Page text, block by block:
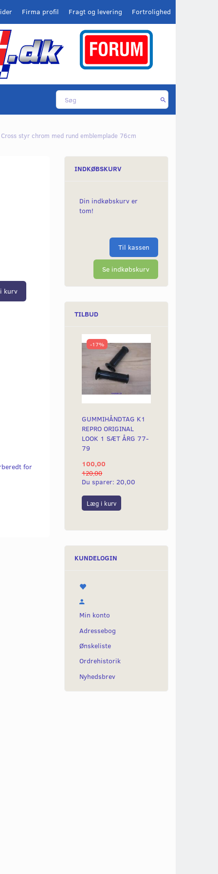
Fortrolighed
Fragt og levering
Firma profil
Cross styr chrom med rund emblemplade 76cm
kurv
for
INDKØBSKURV
Din indkøbskurv er
tom!
Til kassen
Se indkøbskurv
TILBUD
-17%
GUMMIHÅNDTAG K1
REPRO ORIGINAL
LOOK 1 SÆT ÅRG 77-
79
100,00
120,00
Du sparer: 20,00
Læg i kurv
KUNDELOGIN
Min konto
Adressebog
Ønskeliste
Ordrehistorik
Nyhedsbrev